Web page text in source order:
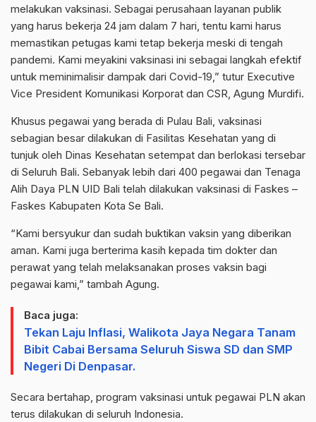
melakukan vaksinasi. Sebagai perusahaan layanan publik
yang harus bekerja 24 jam dalam 7 hari, tentu kami harus
memastikan petugas kami tetap bekerja meski di tengah
pandemi. Kami meyakini vaksinasi ini sebagai langkah efektif
untuk meminimalisir dampak dari Covid-19,” tutur Executive
Vice President Komunikasi Korporat dan CSR, Agung Murdifi.
Khusus pegawai yang berada di Pulau Bali, vaksinasi
sebagian besar dilakukan di Fasilitas Kesehatan yang di
tunjuk oleh Dinas Kesehatan setempat dan berlokasi tersebar
di Seluruh Bali. Sebanyak lebih dari 400 pegawai dan Tenaga
Alih Daya PLN UID Bali telah dilakukan vaksinasi di Faskes –
Faskes Kabupaten Kota Se Bali.
“Kami bersyukur dan sudah buktikan vaksin yang diberikan
aman. Kami juga berterima kasih kepada tim dokter dan
perawat yang telah melaksanakan proses vaksin bagi
pegawai kami,” tambah Agung.
Baca juga:
Tekan Laju Inflasi, Walikota Jaya Negara Tanam
Bibit Cabai Bersama Seluruh Siswa SD dan SMP
Negeri Di Denpasar.
Secara bertahap, program vaksinasi untuk pegawai PLN akan
terus dilakukan di seluruh Indonesia.